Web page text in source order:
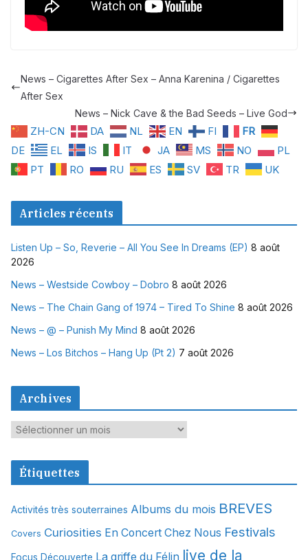
News – Cigarettes After Sex – Anna Karenina / Cigarettes
After Sex
News – Nick Cave & the Bad Seeds – Live God
ZH-CN DA NL EN FI
FR
DE
EL IS IT JA MS NO
PL
PT
RO RU ES SV TR UK
Articles récents
Listen Up – So, Reverie – All You See In Dreams (EP) 8 août
2026
News – Westside Cowboy – Dobro 8 août 2026
News – The Chain Gang of 1974 – Tired To Shine 8 août 2026
News – @ – Punish My Mind 8 août 2026
News – Los Bitchos – Hang Up (Pt 2) 7 août 2026
Archives
A
c
v
e
Étiquettes
Activités très souterraines Albums du mois BREVES
Covers Curiosities En Concert Chez Nous Festivals
Focus Découverte La griffe du Félin live de la